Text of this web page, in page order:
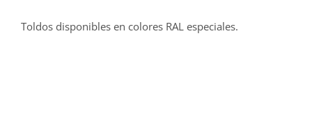
Toldos disponibles en colores RAL especiales.